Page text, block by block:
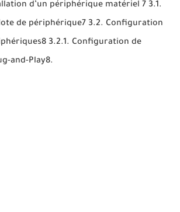
d’un périphérique matériel 7 3.1.
de périphérique7 3.2. Configuration
3.2.1. Configuration de
and-Play8.